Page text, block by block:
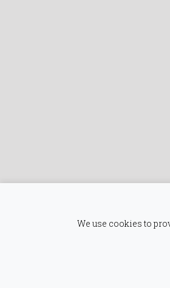
We use cookies to